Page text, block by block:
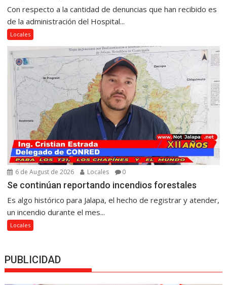
Con respecto a la cantidad de denuncias que han recibido es
de la administración del Hospital...
Locales
6 de August de 2026 Locales 0
Se continúan reportando incendios forestales
Es algo histórico para Jalapa, el hecho de registrar y atender,
un incendio durante el mes...
Locales
PUBLICIDAD